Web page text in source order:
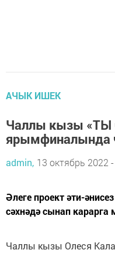
АЧЫК ИШЕК
Чаллы кызы «ТЫ
admin, 13 октябрь 2022
Әлеге проект әти-
сәхнәдә сынап карарга
Чаллы кызы Олеся